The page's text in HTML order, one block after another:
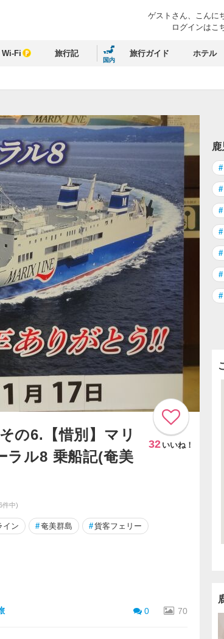
ゲストさん、 こんに
ログインはこ
Wi-Fi 旅行記
国内
旅行ガイド ホテル
の6.【惜別】マリ
ラル8 乗船記(奄美
32 いいね！
件中)
イン #奄美群島 #貨客フェリー
0 70
#
#
#
#
#
#
#